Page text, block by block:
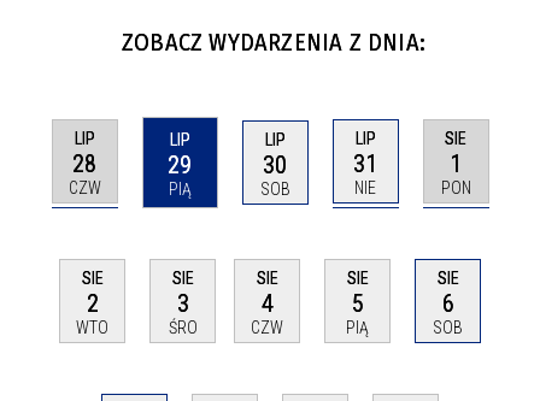
ZOBACZ WYDARZENIA Z DNIA:
LIP
28
CZW
LIP
29
PIĄ
LIP
30
SOB
LIP
31
NIE
SIE
1
PON
SIE
2
WTO
SIE
3
ŚRO
SIE
4
CZW
SIE
5
PIĄ
SIE
6
SOB